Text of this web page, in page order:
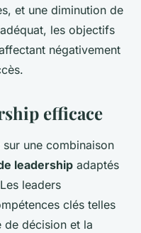
et une diminution de
les objectifs
négativement
efficace
sur une combinaison
leadership adaptés
leaders
clés telles
de décision et la